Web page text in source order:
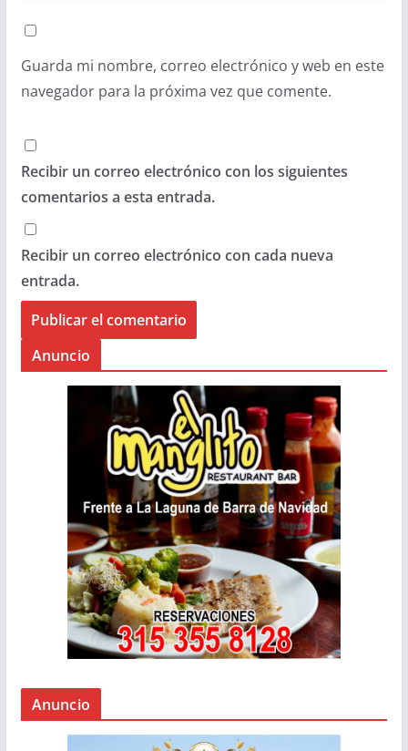
Guarda mi nombre, correo electrónico y web en este
navegador para la próxima vez que comente.
Recibir un correo electrónico con los siguientes
comentarios a esta entrada.
Recibir un correo electrónico con cada nueva
entrada.
Anuncio
Anuncio